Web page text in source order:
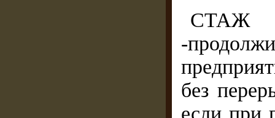
СТАЖ
-
без
если при